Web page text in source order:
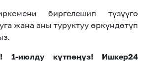
биргелешип түзүүгө
жана аны туруктуу өркүндөтүп
1-июлду күтпөңүз! Ишкер24